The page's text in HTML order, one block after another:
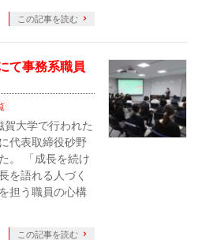
この記事を読む
て事務系職員
大学で行われた
代表取締役砂野
。 「成長を続け
を語れる人づく
担う職員の心構
この記事を読む